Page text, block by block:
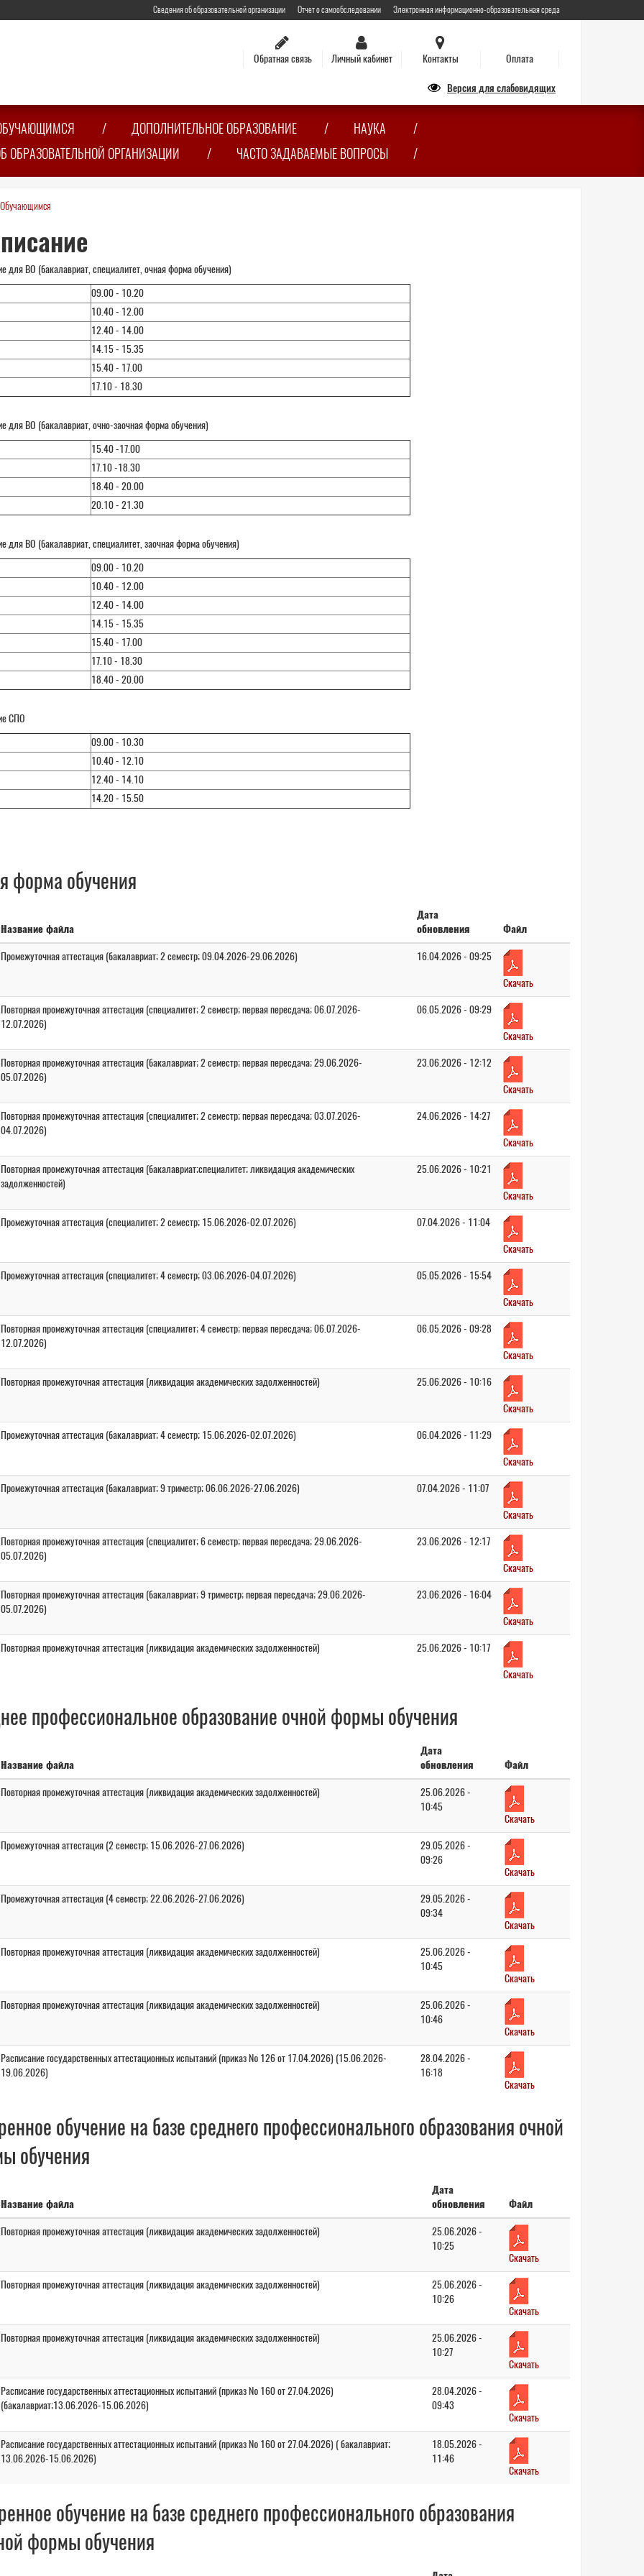
Сведения об образовательной организации Отчет о самообследовании Электронная информационно-образовательная среда
Обратная связь Личный кабинет Контакты Оплата
Версия для слабовидящих
ДОПОЛНИТЕЛЬНОЕ ОБРАЗОВАНИЕ
НАУКА
ОБРАЗОВАТЕЛЬНОЙ ОРГАНИЗАЦИИ ЧАСТО ЗАДАВАЕМЫЕ ВОПРОСЫ
Обучающимся
для ВО (бакалавриат, специалитет, очная форма обучения)
09.00 - 10.20
10.40 - 12.00
12.40 - 14.00
14.15 - 15.35
15.40 - 17.00
17.10 - 18.30
для ВО (бакалавриат, очно-заочная форма обучения)
15.40 -17.00
17.10 -18.30
18.40 - 20.00
20.10 - 21.30
для ВО (бакалавриат, специалитет, заочная форма обучения)
09.00 - 10.20
10.40 - 12.00
12.40 - 14.00
14.15 - 15.35
15.40 - 17.00
17.10 - 18.30
18.40 - 20.00
СПО
09.00 - 10.30
10.40 - 12.10
12.40 - 14.10
14.20 - 15.50
форма обучения
Название файла
Дата
обновления
Файл
Промежуточная аттестация (бакалавриат; 2 семестр; 09.04.2026-29.06.2026)
16.04.2026 - 09:25
Скачать
Повторная промежуточная аттестация (специалитет; 2 семестр; первая пересдача; 06.07.2026-
12.07.2026)
06.05.2026 - 09:29
Скачать
Повторная промежуточная аттестация (бакалавриат; 2 семестр; первая пересдача; 29.06.2026-
05.07.2026)
23.06.2026 - 12:12
Скачать
Повторная промежуточная аттестация (специалитет; 2 семестр; первая пересдача; 03.07.2026-
04.07.2026)
24.06.2026 - 14:27
Скачать
Повторная промежуточная аттестация (бакалавриат;специалитет; ликвидация академических
задолженностей)
25.06.2026 - 10:21
Скачать
Промежуточная аттестация (специалитет; 2 семестр; 15.06.2026-02.07.2026)
07.04.2026 - 11:04
Скачать
Промежуточная аттестация (специалитет; 4 семестр; 03.06.2026-04.07.2026)
05.05.2026 - 15:54
Скачать
Повторная промежуточная аттестация (специалитет; 4 семестр; первая пересдача; 06.07.2026-
12.07.2026)
06.05.2026 - 09:28
Скачать
Повторная промежуточная аттестация (ликвидация академических задолженностей)
25.06.2026 - 10:16
Скачать
Промежуточная аттестация (бакалавриат; 4 семестр; 15.06.2026-02.07.2026)
06.04.2026 - 11:29
Скачать
Промежуточная аттестация (бакалавриат; 9 триместр; 06.06.2026-27.06.2026)
07.04.2026 - 11:07
Скачать
Повторная промежуточная аттестация (специалитет; 6 семестр; первая пересдача; 29.06.2026-
05.07.2026)
23.06.2026 - 12:17
Скачать
Повторная промежуточная аттестация (бакалавриат; 9 триместр; первая пересдача; 29.06.2026-
05.07.2026)
23.06.2026 - 16:04
Скачать
Повторная промежуточная аттестация (ликвидация академических задолженностей)
25.06.2026 - 10:17
Скачать
профессиональное образование очной формы обучения
Название файла
Дата
обновления
Файл
Повторная промежуточная аттестация (ликвидация академических задолженностей)
25.06.2026 -
10:45
Скачать
Промежуточная аттестация (2 семестр; 15.06.2026-27.06.2026)
29.05.2026 -
09:26
Скачать
Промежуточная аттестация (4 семестр; 22.06.2026-27.06.2026)
29.05.2026 -
09:34
Скачать
Повторная промежуточная аттестация (ликвидация академических задолженностей)
25.06.2026 -
10:45
Скачать
Повторная промежуточная аттестация (ликвидация академических задолженностей)
25.06.2026 -
10:46
Скачать
Расписание государственных аттестационных испытаний (приказ № 126 от 17.04.2026) (15.06.2026-
19.06.2026)
28.04.2026 -
16:18
Скачать
обучение на базе среднего профессионального образования очной
обучения
Название файла
Дата
обновления
Файл
Повторная промежуточная аттестация (ликвидация академических задолженностей)
25.06.2026 -
10:25
Скачать
Повторная промежуточная аттестация (ликвидация академических задолженностей)
25.06.2026 -
10:26
Скачать
Повторная промежуточная аттестация (ликвидация академических задолженностей)
25.06.2026 -
10:27
Скачать
Расписание государственных аттестационных испытаний (приказ № 160 от 27.04.2026)
(бакалавриат;13.06.2026-15.06.2026)
28.04.2026 -
09:43
Скачать
Расписание государственных аттестационных испытаний (приказ № 160 от 27.04.2026) ( бакалавриат;
13.06.2026-15.06.2026)
18.05.2026 -
11:46
Скачать
обучение на базе среднего профессионального образования
формы обучения